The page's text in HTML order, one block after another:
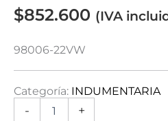
$852.600 (IVA
98006-22VW
Categoría: INDUMENTARIA
- +